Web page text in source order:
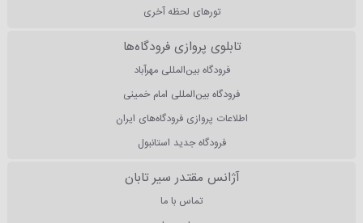
تورهای لحظه آخری
تابلوی پروازی فرودگاه‌ها
فرودگاه بین‌المللی مهرآباد
فرودگاه بین‌المللی امام خمینی
اطلاعات پروازی فرودگاه‌های ایران
فرودگاه جدید استانبول
آژانس مقتدر سیر تابان
تماس با ما